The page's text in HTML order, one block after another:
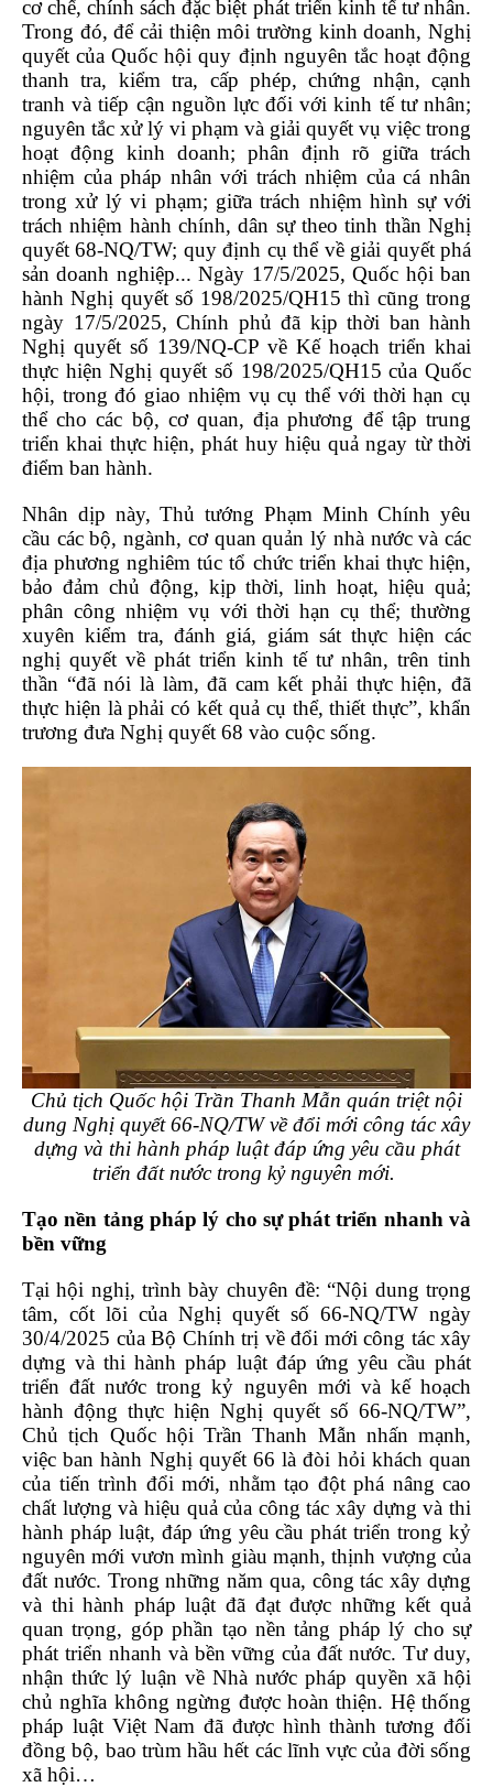
cơ chế, chính sách đặc biệt phát triển kinh tế tư nhân.
Trong đó, để cải thiện môi trường kinh doanh, Nghị
quyết của Quốc hội quy định nguyên tắc hoạt động
thanh tra, kiểm tra, cấp phép, chứng nhận, cạnh
tranh và tiếp cận nguồn lực đối với kinh tế tư nhân;
nguyên tắc xử lý vi phạm và giải quyết vụ việc trong
hoạt động kinh doanh; phân định rõ giữa trách
nhiệm của pháp nhân với trách nhiệm của cá nhân
trong xử lý vi phạm; giữa trách nhiệm hình sự với
trách nhiệm hành chính, dân sự theo tinh thần Nghị
quyết 68-NQ/TW; quy định cụ thể về giải quyết phá
sản doanh nghiệp... Ngày 17/5/2025, Quốc hội ban
hành Nghị quyết số 198/2025/QH15 thì cũng trong
ngày 17/5/2025, Chính phủ đã kịp thời ban hành
Nghị quyết số 139/NQ-CP về Kế hoạch triển khai
thực hiện Nghị quyết số 198/2025/QH15 của Quốc
hội, trong đó giao nhiệm vụ cụ thể với thời hạn cụ
thể cho các bộ, cơ quan, địa phương để tập trung
triển khai thực hiện, phát huy hiệu quả ngay từ thời
điểm ban hành.
Nhân dịp này, Thủ tướng Phạm Minh Chính yêu
cầu các bộ, ngành, cơ quan quản lý nhà nước và các
địa phương nghiêm túc tổ chức triển khai thực hiện,
bảo đảm chủ động, kịp thời, linh hoạt, hiệu quả;
phân công nhiệm vụ với thời hạn cụ thể; thường
xuyên kiểm tra, đánh giá, giám sát thực hiện các
nghị quyết về phát triển kinh tế tư nhân, trên tinh
thần “đã nói là làm, đã cam kết phải thực hiện, đã
thực hiện là phải có kết quả cụ thể, thiết thực”, khẩn
trương đưa Nghị quyết 68 vào cuộc sống.
Chủ tịch Quốc hội Trần Thanh Mẫn quán triệt nội
dung Nghị quyết 66-NQ/TW về đổi mới công tác xây
dựng và thi hành pháp luật đáp ứng yêu cầu phát
triển đất nước trong kỷ nguyên mới.
Tạo nền tảng pháp lý cho sự phát triển nhanh và
bền vững
Tại hội nghị, trình bày chuyên đề: “Nội dung trọng
tâm, cốt lõi của Nghị quyết số 66-NQ/TW ngày
30/4/2025 của Bộ Chính trị về đổi mới công tác xây
dựng và thi hành pháp luật đáp ứng yêu cầu phát
triển đất nước trong kỷ nguyên mới và kế hoạch
hành động thực hiện Nghị quyết số 66-NQ/TW”,
Chủ tịch Quốc hội Trần Thanh Mẫn nhấn mạnh,
việc ban hành Nghị quyết 66 là đòi hỏi khách quan
của tiến trình đổi mới, nhằm tạo đột phá nâng cao
chất lượng và hiệu quả của công tác xây dựng và thi
hành pháp luật, đáp ứng yêu cầu phát triển trong kỷ
nguyên mới vươn mình giàu mạnh, thịnh vượng của
đất nước. Trong những năm qua, công tác xây dựng
và thi hành pháp luật đã đạt được những kết quả
quan trọng, góp phần tạo nền tảng pháp lý cho sự
phát triển nhanh và bền vững của đất nước. Tư duy,
nhận thức lý luận về Nhà nước pháp quyền xã hội
chủ nghĩa không ngừng được hoàn thiện. Hệ thống
pháp luật Việt Nam đã được hình thành tương đối
đồng bộ, bao trùm hầu hết các lĩnh vực của đời sống
xã hội…